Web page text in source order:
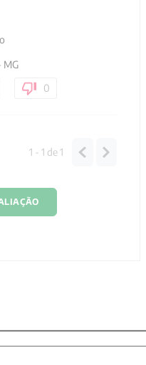
MG
0
1 - 1 de1